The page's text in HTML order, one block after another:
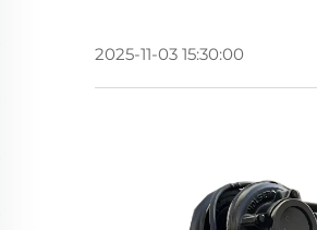
2025-11-03 15:30:00